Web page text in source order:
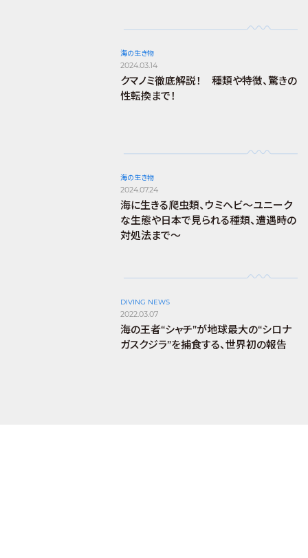
海の生き物
2024.03.14
クマノミ徹底解説！ 種類や特徴、驚きの
性転換まで！
海の生き物
2024.07.24
海に生きる爬虫類、ウミヘビ～ユニーク
な生態や日本で見られる種類、遭遇時の
対処法まで～
DIVING NEWS
2022.03.07
海の王者“シャチ”が地球最大の“シロナ
ガスクジラ”を捕食する、世界初の報告